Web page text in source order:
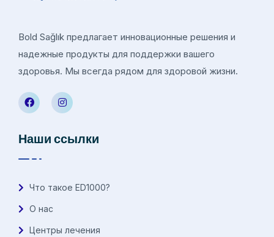
Bold Sağlık предлагает инновационные решения и
надежные продукты для поддержки вашего
здоровья. Мы всегда рядом для здоровой жизни.
Наши ссылки
Что такое ED1000?
О нас
Центры лечения